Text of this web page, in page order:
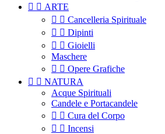
  ARTE
  Cancelleria Spirituale
  Dipinti
  Gioielli
Maschere
  Opere Grafiche
  NATURA
Acque Spirituali
Candele e Portacandele
  Cura del Corpo
  Incensi